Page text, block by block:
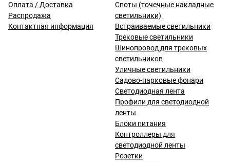
Оплата / Доставка
Распродажа
Контактная информация
Споты (точечные накладные
светильники)
Встраиваемые светильники
Трековые светильники
Шинопровод для трековых
светильников
Уличные светильники
Садово-парковые фонари
Светодиодная лента
Профили для светодиодной
ленты
Блоки питания
Контроллеры для
светодиодной ленты
Розетки